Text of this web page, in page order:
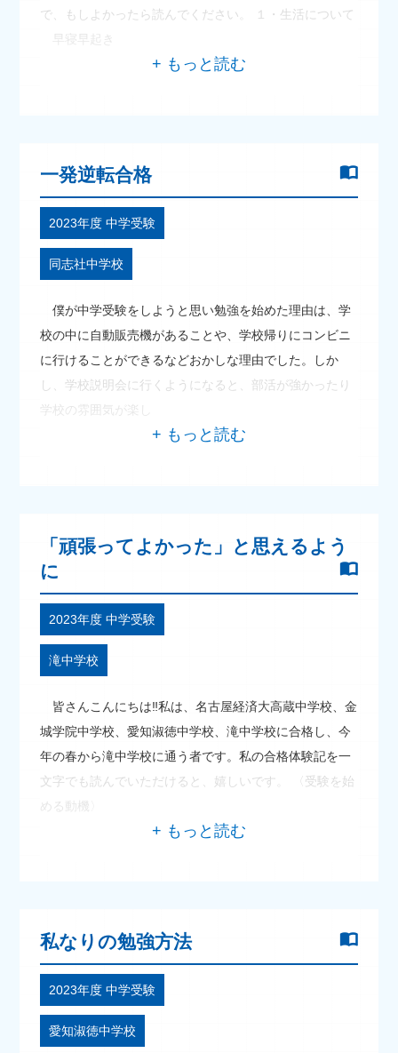
で、もしよかったら読んでください。 １・生活について
早寝早起き
一発逆転合格
2023年度 中学受験
同志社中学校
僕が中学受験をしようと思い勉強を始めた理由は、学
校の中に自動販売機があることや、学校帰りにコンビニ
に行けることができるなどおかしな理由でした。しか
し、学校説明会に行くようになると、部活が強かったり
学校の雰囲気が楽し
「頑張ってよかった」と思えるよう
に
2023年度 中学受験
滝中学校
皆さんこんにちは‼私は、名古屋経済大高蔵中学校、金
城学院中学校、愛知淑徳中学校、滝中学校に合格し、今
年の春から滝中学校に通う者です。私の合格体験記を一
文字でも読んでいただけると、嬉しいです。 〈受験を始
める動機〉
私なりの勉強方法
2023年度 中学受験
愛知淑徳中学校